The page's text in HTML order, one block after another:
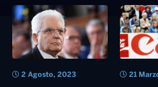
2 Agosto, 2023 21